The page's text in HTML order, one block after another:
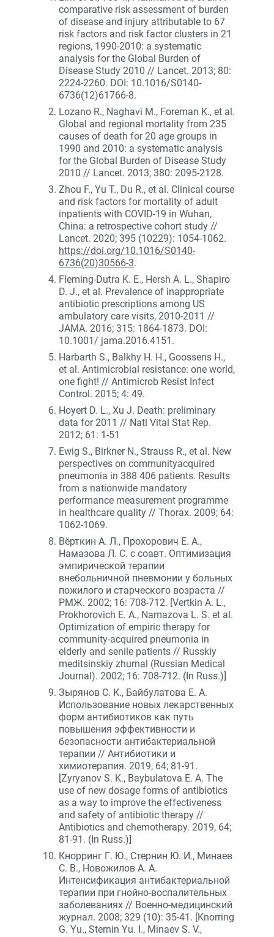
comparative risk assessment of burden
of disease and injury attributable to 67
risk factors and risk factor clusters in 21
regions, 1990-2010: a systematic
analysis for the Global Burden of
Disease Study 2010 // Lancet. 2013; 80:
2224-2260. DOI: 10.1016/S0140-
6736(12)61766-8.
Lozano R., Naghavi M., Foreman K., et al.
Global and regional mortality from 235
causes of death for 20 age groups in
1990 and 2010: a systematic analysis
for the Global Burden of Disease Study
2010 // Lancet. 2013; 380: 2095-2128.
Zhou F., Yu T., Du R., et al. Clinical course
and risk factors for mortality of adult
inpatients with COVID-19 in Wuhan,
China: a retrospective cohort study //
Lancet. 2020; 395 (10229): 1054-1062.
https://doi.org/10.1016/S0140-
6736(20)30566-3.
Fleming-Dutra K. E., Hersh A. L., Shapiro
D. J., et al. Prevalence of inappropriate
antibiotic prescriptions among US
ambulatory care visits, 2010-2011 //
JAMA. 2016; 315: 1864-1873. DOI:
10.1001/ jama.2016.4151.
Harbarth S., Balkhy H. H., Goossens H.,
et al. Antimicrobial resistance: one world,
one fight! // Antimicrob Resist Infect
Control. 2015; 4: 49.
Hoyert D. L., Xu J. Death: preliminary
data for 2011 // Natl Vital Stat Rep.
2012; 61: 1-51
Ewig S., Birkner N., Strauss R., et al. New
perspectives on communityacquired
pneumonia in 388 406 patients. Results
from a nationwide mandatory
performance measurement programme
in healthcare quality // Thorax. 2009; 64:
1062-1069.
Вёрткин А. Л., Прохорович Е. А.,
Намазова Л. С. с соавт. Оптимизация
эмпирической терапии
внебольничной пневмонии у больных
пожилого и старческого возраста //
РМЖ. 2002; 16: 708-712. [Vertkin A. L.,
Prokhorovich E. A., Namazova L. S. et al.
Optimization of empiric therapy for
community-acquired pneumonia in
elderly and senile patients // Russkiy
meditsinskiy zhurnal (Russian Medical
Journal). 2002; 16: 708-712. (In Russ.)]
Зырянов С. К., Байбулатова Е. А.
Использование новых лекарственных
форм антибиотиков как путь
повышения эффективности и
безопасности антибактериальной
терапии // Антибиотики и
химиотерапия. 2019, 64; 81-91.
[Zyryanov S. K., Baybulatova E. A. The
use of new dosage forms of antibiotics
as a way to improve the effectiveness
and safety of antibiotic therapy //
Antibiotics and chemotherapy. 2019, 64;
81-91. (In Russ.)]
Кнорринг Г. Ю., Стернин Ю. И., Минаев
С. В., Новожилов А. А.
Интенсификация антибактериальной
терапии при гнойно-воспалительных
заболеваниях // Военно-медицинский
журнал. 2008; 329 (10): 35-41. [Knorring
G. Yu., Sternin Yu. I., Minaev S. V.,